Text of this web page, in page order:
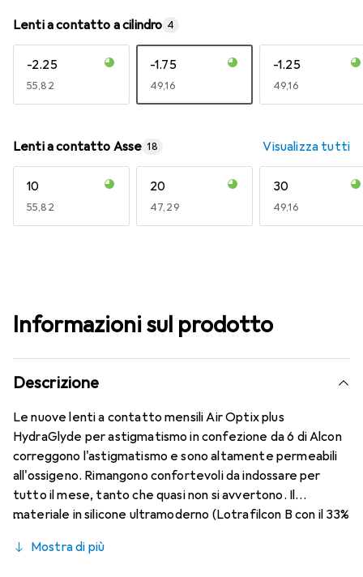
Lenti a contatto a cilindro 4
-2.25
EUR
55,82
-1.75
EUR
49,16
-1.25
EUR
49,16
Lenti a contatto Asse 18 Visualizza tutti
10
EUR
55,82
20
EUR
47,29
30
EUR
49,16
Informazioni sul prodotto
Descrizione
Le nuove lenti a contatto mensili Air Optix plus
HydraGlyde per astigmatismo in confezione da 6 di Alcon
correggono l'astigmatismo e sono altamente permeabili
all'ossigeno. Rimangono confortevoli da indossare per
tutto il mese, tanto che quasi non si avvertono. Il
materiale in silicone ultramoderno (Lotrafilcon B con il 33%
HydraGlyde Moisture Matrix e la rinomata tecnologia
Mostra di più